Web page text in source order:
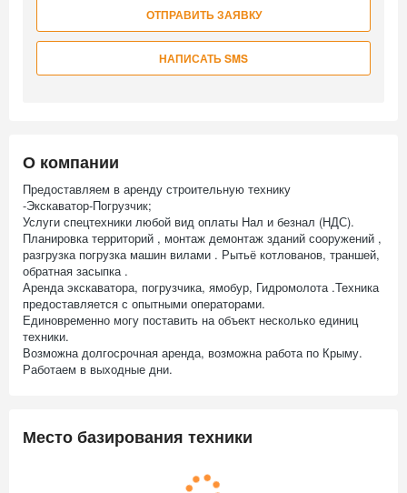
ОТПРАВИТЬ ЗАЯВКУ
НАПИСАТЬ SMS
О компании
Предоставляем в аренду строительную технику
-Экскаватор-Погрузчик;
Услуги спецтехники любой вид оплаты Нал и безнал (НДС).
Планировка территорий , монтаж демонтаж зданий сооружений ,
разгрузка погрузка машин вилами . Рытьё котлованов, траншей,
обратная засыпка .
Аренда экскаватора, погрузчика, ямобур, Гидромолота .Техника
предоставляется с опытными операторами.
Единовременно могу поставить на объект несколько единиц
техники.
Возможна долгосрочная аренда, возможна работа по Крыму.
Работаем в выходные дни.
Место базирования техники